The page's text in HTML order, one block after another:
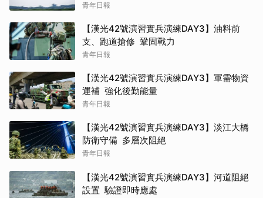
青年日報
【漢光42號演習實兵演練DAY3】油料前
支、跑道搶修 鞏固戰力
青年日報
【漢光42號演習實兵演練DAY3】軍需物資
運補 強化後勤能量
青年日報
【漢光42號演習實兵演練DAY3】淡江大橋
防衛守備 多層次阻絕
青年日報
【漢光42號演習實兵演練DAY3】河道阻絕
設置 驗證即時應處